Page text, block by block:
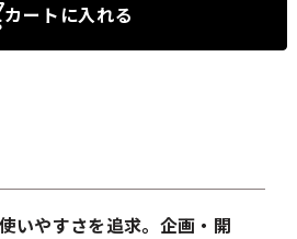
カートに入れる
いやすさを追求。企画・開